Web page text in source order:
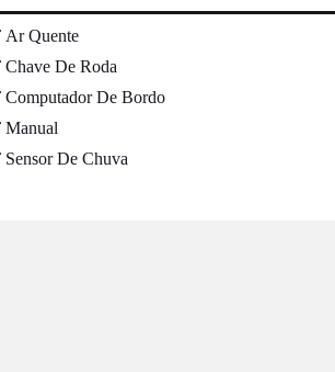
Ar Quente
Chave De Roda
Computador De Bordo
Manual
Sensor De Chuva